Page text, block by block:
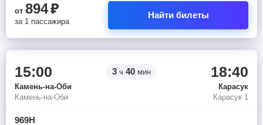
от 894₽
за 1 пассажира
Найти билеты
15:00 3 ч 40 мин 18:40
Камень-на-Оби
Карасук
Камень-на-Оби
Карасук 1
969Н